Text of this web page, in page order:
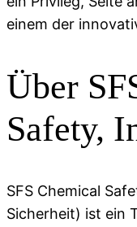
einem der
Über
Safety,
SFS Chemical
Sicherheit) ist ein